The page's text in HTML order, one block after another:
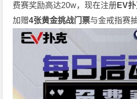
费赛奖励高达20w，现在注册EV
加赠4张黄金挑战门票与金戒指赛